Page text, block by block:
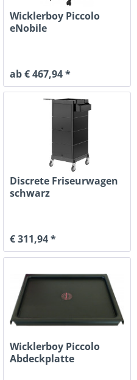
Wicklerboy Piccolo
eNobile
ab € 467,94 *
Discrete Friseurwagen
schwarz
€ 311,94 *
Wicklerboy Piccolo
Abdeckplatte